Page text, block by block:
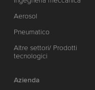
Aerosol
Pneumatico
Altre settori/ Prodotti
tecnologici
Azienda